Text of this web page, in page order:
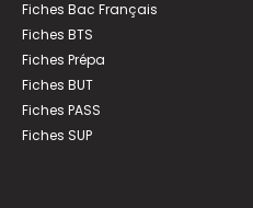
Fiches Bac Français
Fiches BTS
Fiches Prépa
Fiches BUT
Fiches PASS
Fiches SUP